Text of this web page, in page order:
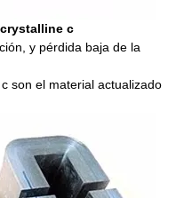
c
y pérdida baja de la
son el material actualizado